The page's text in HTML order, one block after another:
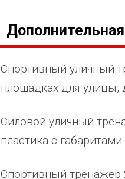
Спортивный уличный
площадках для улицы,
Силовой уличный
пластика с
Спортивный тренажер